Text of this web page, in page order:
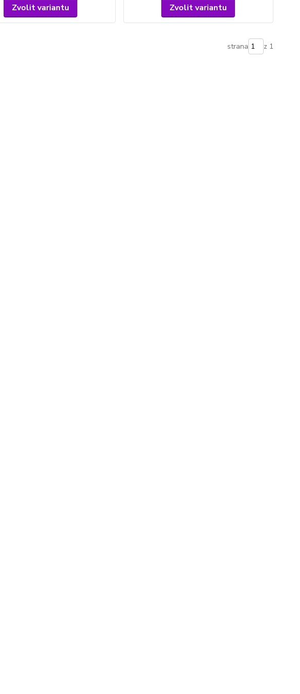
Zvolit variantu Zvolit variantu
strana z 1